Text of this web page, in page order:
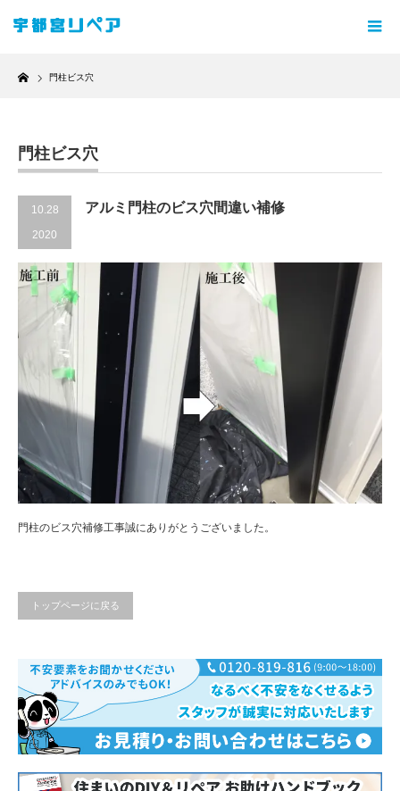
Home
門柱ビス穴
門柱ビス穴
10.28
2020
アルミ門柱のビス穴間違い補修
門柱のビス穴補修工事誠にありがとうございました。
トップページに戻る